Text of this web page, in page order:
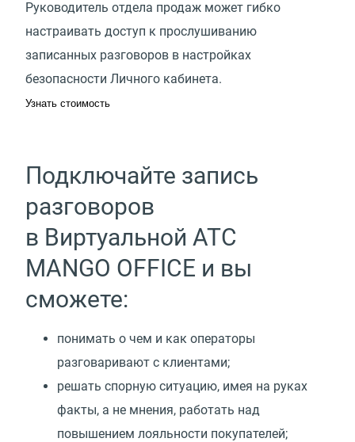
Руководитель отдела продаж может гибко
настраивать доступ к прослушиванию
записанных разговоров в настройках
безопасности Личного кабинета.
Узнать стоимость
Подключайте запись
разговоров
в Виртуальной АТС
MANGO OFFICE и вы
сможете:
понимать о чем и как операторы
разговаривают с клиентами;
решать спорную ситуацию, имея на руках
факты, а не мнения, работать над
повышением лояльности покупателей;